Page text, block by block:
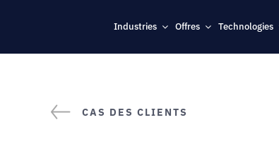
Industries Offres Technologies
CAS DES CLIENTS